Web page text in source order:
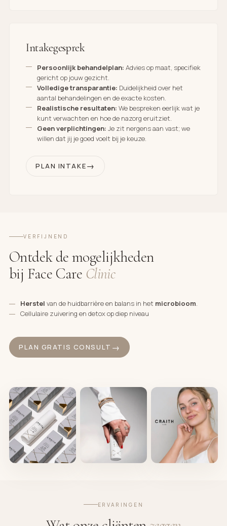
Intakegesprek
Persoonlijk behandelplan: Advies op maat, specifiek
gericht op jouw gezicht.
Volledige transparantie: Duidelijkheid over het
aantal behandelingen en de exacte kosten.
Realistische resultaten: We bespreken eerlijk wat je
kunt verwachten en hoe de nazorg eruitziet.
Geen verplichtingen: Je zit nergens aan vast; we
willen dat jij je goed voelt bij je keuze.
PLAN INTAKE
VERFIJNEND
Ontdek de mogelijkheden
bij Face Care Clinic
Herstel van de huidbarrière en balans in het microbioom.
Cellulaire zuivering en detox op diep niveau
PLAN GRATIS CONSULT
ERVARINGEN